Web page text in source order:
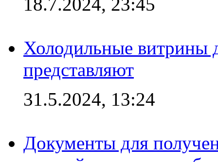
Холодильные витрины
представляют
31.5.2024, 13:24
Документы для